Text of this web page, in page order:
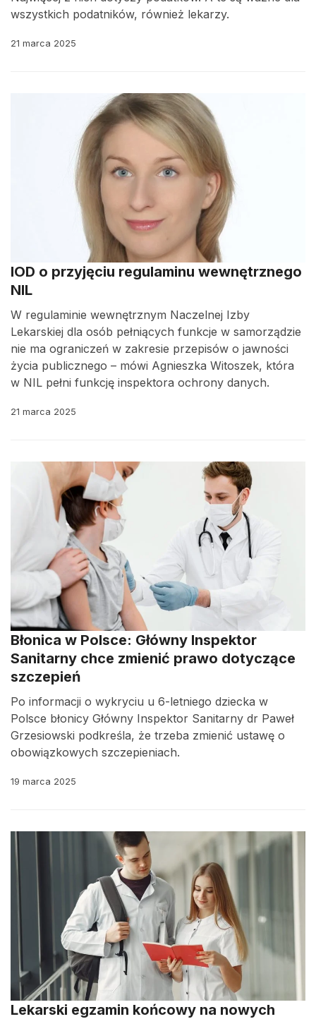
wszystkich podatników, również lekarzy.
21 marca 2025
IOD o przyjęciu regulaminu wewnętrznego
NIL
W regulaminie wewnętrznym Naczelnej Izby
Lekarskiej dla osób pełniących funkcje w samorządzie
nie ma ograniczeń w zakresie przepisów o jawności
życia publicznego – mówi Agnieszka Witoszek, która
w NIL pełni funkcję inspektora ochrony danych.
21 marca 2025
Błonica w Polsce: Główny Inspektor
Sanitarny chce zmienić prawo dotyczące
szczepień
Po informacji o wykryciu u 6-letniego dziecka w
Polsce błonicy Główny Inspektor Sanitarny dr Paweł
Grzesiowski podkreśla, że trzeba zmienić ustawę o
obowiązkowych szczepieniach.
19 marca 2025
Lekarski egzamin końcowy na nowych